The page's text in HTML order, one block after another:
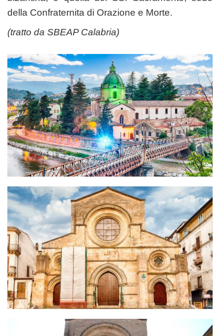
della Confraternita di Orazione e Morte.
(tratto da SBEAP Calabria)